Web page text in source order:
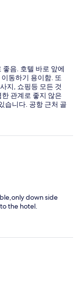
음. 호텔 바로 앞에
동하기 용이함. 또
지, 쇼핑등 모든 것
관계로 좋지 않은
습니다. 공항 근처 골
은 비추합니다. 골
down side
the hotel.